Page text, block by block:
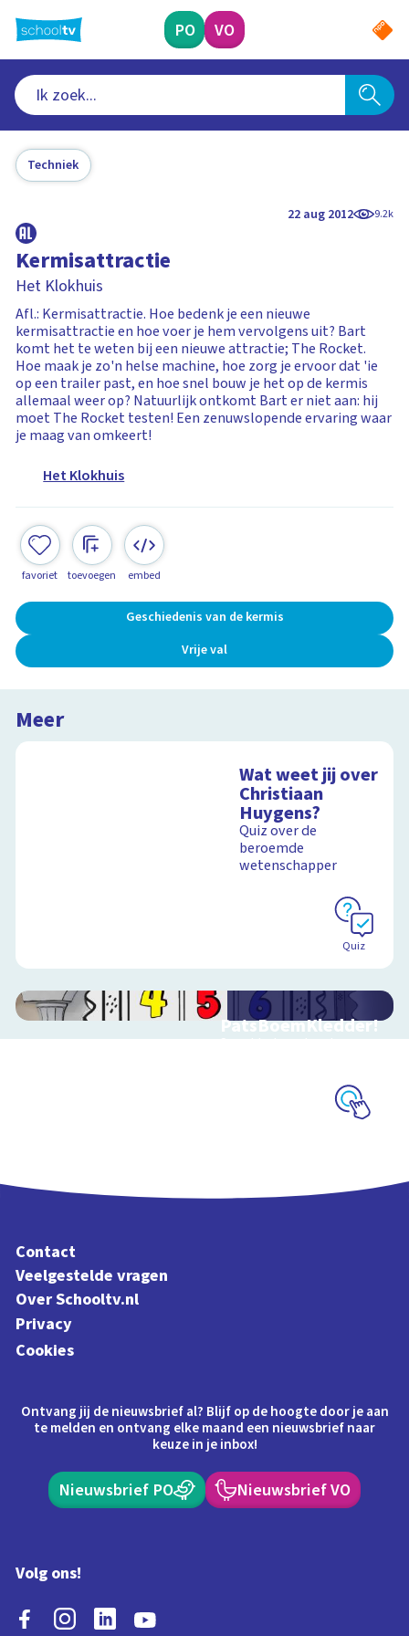
naar
hoofdinhoud
PO VO
Techniek
22 aug 2012 9.2k
Kermisattractie
Het Klokhuis
Afl.: Kermisattractie. Hoe bedenk je een nieuwe
kermisattractie en hoe voer je hem vervolgens uit? Bart
komt het te weten bij een nieuwe attractie; The Rocket.
Hoe maak je zo'n helse machine, hoe zorg je ervoor dat 'ie
op een trailer past, en hoe snel bouw je het op de kermis
allemaal weer op? Natuurlijk ontkomt Bart er niet aan: hij
moet The Rocket testen! Een zenuwslopende ervaring waar
je maag van omkeert!
Het Klokhuis
favoriet toevoegen embed
Geschiedenis van de kermis
Vrije val
Meer
Wat weet jij over
Christiaan
Huygens?
Quiz over de
beroemde
wetenschapper
Quiz
PatsBoemKledder!
Speel het spel en leer
Contact
Veelgestelde vragen
Over Schooltv.nl
Privacy
Cookies
Ontvang jij de nieuwsbrief al? Blijf op de hoogte door je aan
te melden en ontvang elke maand een nieuwsbrief naar
keuze in je inbox!
Nieuwsbrief PO Nieuwsbrief VO
Volg ons!